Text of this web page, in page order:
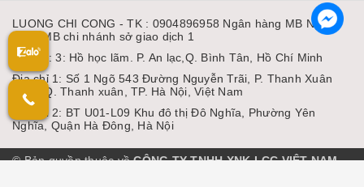
LUONG CHI CONG - TK : 0904896958 Ngân hàng MB Ngân
hàng MB chi nhánh sở giao dịch 1
Địa chỉ: 3: Hồ học lãm. P. An lạc,Q. Bình Tân, Hồ Chí Minh
Địa chỉ 1: Số 1 Ngõ 543 Đường Nguyễn Trãi, P. Thanh Xuân
Nam, Q. Thanh xuân, TP. Hà Nội, Việt Nam
Địa chỉ 2: BT U01-L09 Khu đô thị Đô Nghĩa, Phường Yên
Nghĩa, Quận Hà Đông, Hà Nội
© Bản quyền thuộc vềCÔNG TY TNHH XNK LCC VIỆT NAM